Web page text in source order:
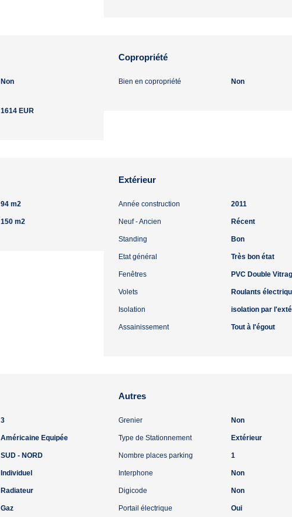
Non
1614 EUR
Copropriété
Bien en copropriété Non
94 m2
150 m2
Extérieur
Année construction 2011
Neuf - Ancien Récent
Standing Bon
Etat général Très bon état
Fenêtres PVC Double
Volets Roulants
Isolation isolation par
Assainissement Tout à l'égout
3
Américaine Equipée
SUD - NORD
Individuel
Radiateur
Gaz
Autres
Grenier Non
Type de Stationnement Extérieur
Nombre places parking 1
Interphone Non
Digicode Non
Portail électrique Oui